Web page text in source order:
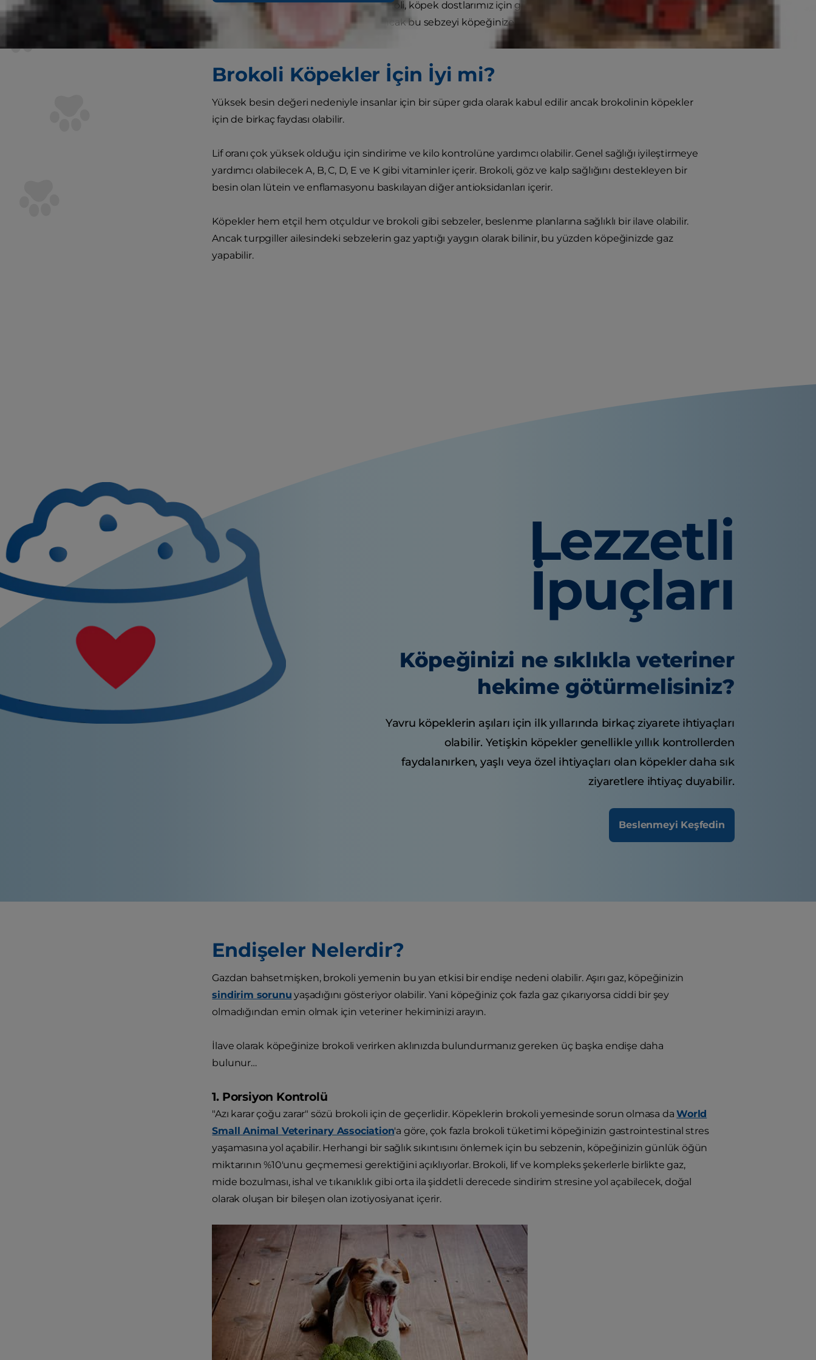
Kısaca yanıtlamak gerekirse evet. Brokoli, köpek dostlarımız için güvenli ve lezzetli bir yiyecektir. Sağlık
açısından bazı faydaları bile olabilir. Ancak bu sebzeyi köpeğinize verirken göz önünde bulundurmanız
gereken birkaç nokta vardır.
Brokoli Köpekler İçin İyi mi?
Yüksek besin değeri nedeniyle insanlar için bir süper gıda olarak kabul edilir ancak brokolinin köpekler
için de birkaç faydası olabilir.
Lif oranı çok yüksek olduğu için sindirime ve kilo kontrolüne yardımcı olabilir. Genel sağlığı iyileştirmeye
yardımcı olabilecek A, B, C, D, E ve K gibi vitaminler içerir. Brokoli, göz ve kalp sağlığını destekleyen bir
besin olan lütein ve enflamasyonu baskılayan diğer antioksidanları içerir.
Köpekler hem etçil hem otçuldur ve brokoli gibi sebzeler, beslenme planlarına sağlıklı bir ilave olabilir.
Ancak turpgiller ailesindeki sebzelerin gaz yaptığı yaygın olarak bilinir, bu yüzden köpeğinizde gaz
yapabilir.
Lezzetli
İpuçları
Köpeğinizi ne sıklıkla veteriner
hekime götürmelisiniz?
Yavru köpeklerin aşıları için ilk yıllarında birkaç ziyarete ihtiyaçları
olabilir. Yetişkin köpekler genellikle yıllık kontrollerden
faydalanırken, yaşlı veya özel ihtiyaçları olan köpekler daha sık
ziyaretlere ihtiyaç duyabilir.
Beslenmeyi Keşfedin
Endişeler Nelerdir?
Gazdan bahsetmişken, brokoli yemenin bu yan etkisi bir endişe nedeni olabilir. Aşırı gaz, köpeğinizin
sindirim sorunu yaşadığını gösteriyor olabilir. Yani köpeğiniz çok fazla gaz çıkarıyorsa ciddi bir şey
olmadığından emin olmak için veteriner hekiminizi arayın.
İlave olarak köpeğinize brokoli verirken aklınızda bulundurmanız gereken üç başka endişe daha
bulunur…
1. Porsiyon Kontrolü
"Azı karar çoğu zarar" sözü brokoli için de geçerlidir. Köpeklerin brokoli yemesinde sorun olmasa daWorld
Small Animal Veterinary Association'a göre, çok fazla brokoli tüketimi köpeğinizin gastrointestinal stres
yaşamasına yol açabilir. Herhangi bir sağlık sıkıntısını önlemek için bu sebzenin, köpeğinizin günlük öğün
miktarının %10'unu geçmemesi gerektiğini açıklıyorlar. Brokoli, lif ve kompleks şekerlerle birlikte gaz,
mide bozulması, ishal ve tıkanıklık gibi orta ila şiddetli derecede sindirim stresine yol açabilecek, doğal
olarak oluşan bir bileşen olan izotiyosiyanat içerir.